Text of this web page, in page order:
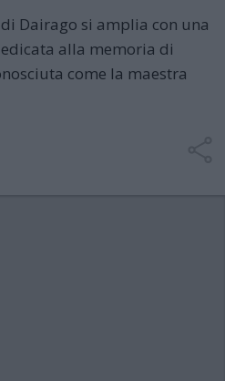
Dairago si amplia con una
alla memoria di
come la maestra